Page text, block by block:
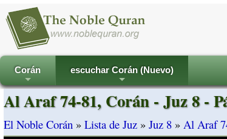
+
Corán
+
escuchar Corán (Nuevo)
Al Araf 74-81, Corán - Juz 8 -
El Noble Corán » Lista de Juz » Juz 8 » Al Araf